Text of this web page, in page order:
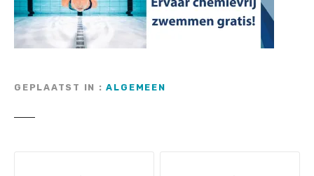
GEPLAATST IN ALGEMEEN